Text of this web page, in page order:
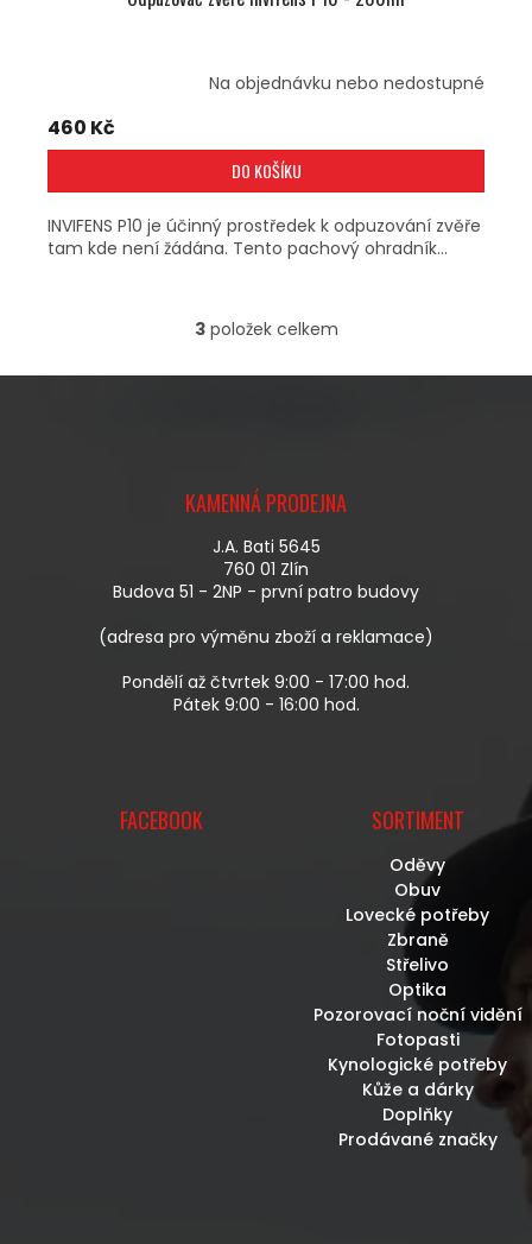
Na objednávku nebo nedostupné
460 Kč
DO KOŠÍKU
INVIFENS P10 je účinný prostředek k odpuzování zvěře
tam kde není žádána. Tento pachový ohradník...
O
L
Í
P
R
V
K
V
P
I
3položek celkem
KAMENNÁ PRODEJNA
J.A. Bati 5645
760 01 Zlín
Budova 51 - 2NP - první patro budovy
(adresa pro výměnu zboží a reklamace)
Pondělí až čtvrtek 9:00 - 17:00 hod.
Pátek 9:00 - 16:00 hod.
FACEBOOK SORTIMENT
Oděvy
Obuv
Lovecké potřeby
Zbraně
Střelivo
Optika
Pozorovací noční vidění
Fotopasti
Kynologické potřeby
Kůže a dárky
Doplňky
Prodávané značky